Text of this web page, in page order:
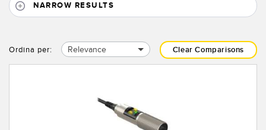
NARROW RESULTS
Ordina per: Relevance Clear Comparisons